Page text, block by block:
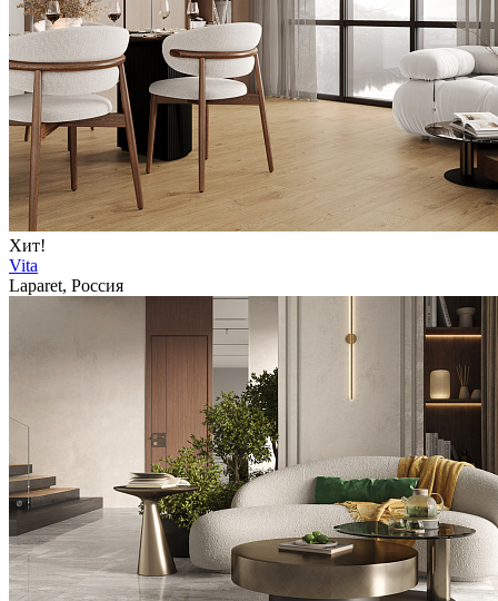
Хит!
Vita
Laparet, Россия